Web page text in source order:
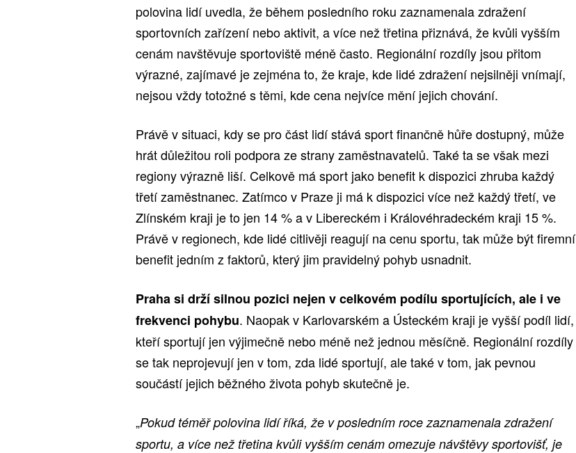
polovina lidí uvedla, že během posledního roku zaznamenala zdražení
sportovních zařízení nebo aktivit, a více než třetina přiznává, že kvůli vyšším
cenám navštěvuje sportoviště méně často. Regionální rozdíly jsou přitom
výrazné, zajímavé je zejména to, že kraje, kde lidé zdražení nejsilněji vnímají,
nejsou vždy totožné s těmi, kde cena nejvíce mění jejich chování.
Právě v situaci, kdy se pro část lidí stává sport finančně hůře dostupný, může
hrát důležitou roli podpora ze strany zaměstnavatelů. Také ta se však mezi
regiony výrazně liší. Celkově má sport jako benefit k dispozici zhruba každý
třetí zaměstnanec. Zatímco v Praze ji má k dispozici více než každý třetí, ve
Zlínském kraji je to jen 14 % a v Libereckém i Královéhradeckém kraji 15 %.
Právě v regionech, kde lidé citlivěji reagují na cenu sportu, tak může být firemní
benefit jedním z faktorů, který jim pravidelný pohyb usnadnit.
Praha si drží silnou pozici nejen v celkovém podílu sportujících, ale i ve
frekvenci pohybu. Naopak v Karlovarském a Ústeckém kraji je vyšší podíl lidí,
kteří sportují jen výjimečně nebo méně než jednou měsíčně. Regionální rozdíly
se tak neprojevují jen v tom, zda lidé sportují, ale také v tom, jak pevnou
součástí jejich běžného života pohyb skutečně je.
„Pokud téměř polovina lidí říká, že v posledním roce zaznamenala zdražení
sportu, a více než třetina kvůli vyšším cenám omezuje návštěvy sportovišť, je